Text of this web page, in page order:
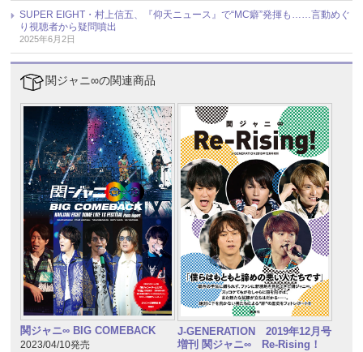
SUPER EIGHT・村上信五、『仰天ニュース』で“MC癖”発揮も……言動めぐ
り視聴者から疑問噴出
2025年6月2日
関ジャニ∞の関連商品
関ジャニ∞ BIG COMEBACK
2023/04/10発売
J-GENERATION 2019年12月号
増刊 関ジャニ∞ Re-Rising！